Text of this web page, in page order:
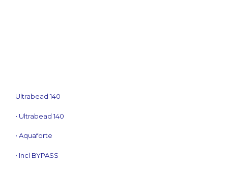
Ultrabead 140
• Ultrabead 140
• Aquaforte
• Incl BYPASS